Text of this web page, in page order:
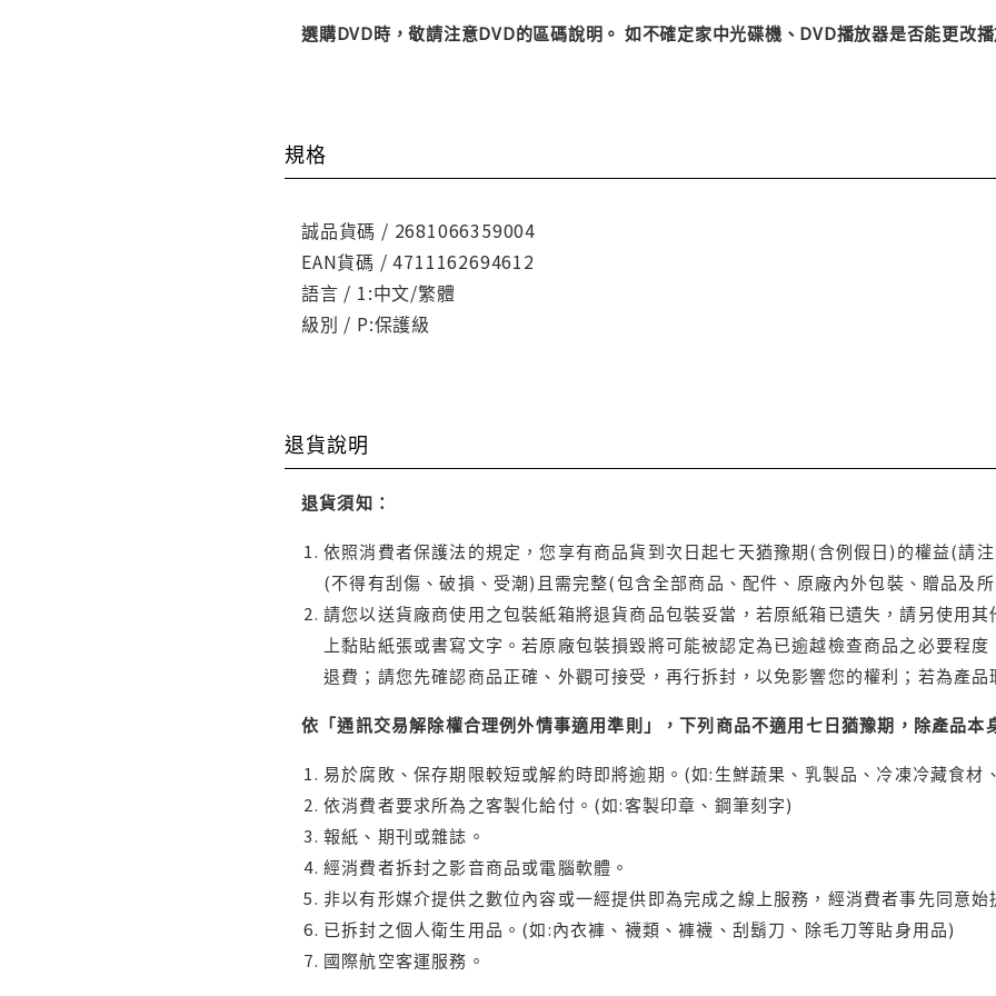
選購DVD時，敬請注意DVD的區碼說明。 如不確定家中光碟機、DVD播放器是否能更改
規格
誠品貨碼 / 2681066359004
EAN貨碼 / 4711162694612
語言 / 1:中文/繁體
級別 / P:保護級
退貨說明
退貨須知：
依照消費者保護法的規定，您享有商品貨到次日起七天猶豫期(含例假日)的權益(請
(不得有刮傷、破損、受潮)且需完整(包含全部商品、配件、原廠內外包裝、贈品及
請您以送貨廠商使用之包裝紙箱將退貨商品包裝妥當，若原紙箱已遺失，請另使用
上黏貼紙張或書寫文字。若原廠包裝損毀將可能被認定為已逾越檢查商品之必要程
退費；請您先確認商品正確、外觀可接受，再行拆封，以免影響您的權利；若為產
依「通訊交易解除權合理例外情事適用準則」，下列商品不適用七日猶豫期，除產品本
易於腐敗、保存期限較短或解約時即將逾期。(如:生鮮蔬果、乳製品、冷凍冷藏食材
依消費者要求所為之客製化給付。(如:客製印章、鋼筆刻字)
報紙、期刊或雜誌。
經消費者拆封之影音商品或電腦軟體。
非以有形媒介提供之數位內容或一經提供即為完成之線上服務，經消費者事先同意
已拆封之個人衛生用品。(如:內衣褲、襪類、褲襪、刮鬍刀、除毛刀等貼身用品)
國際航空客運服務。